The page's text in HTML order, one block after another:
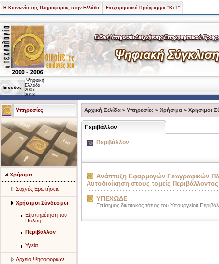
Η Κοινωνία της Πληροφορίας στην Ελλάδα Επιχειρησιακό Πρόγραμμα "ΚτΠ"
Είσοδος
Ψηφιακή
Ελλάδα
2007-
2013
Υπηρεσίες
Χρήσιμα
Συχνές Ερωτήσεις
Χρήσιμοι Σύνδεσμοι
Εξυπηρέτηση του
Πολίτη
Περιβάλλον
Υγεία
Αρχείο Ψηφοφοριών
Αρχική Σελίδα > Υπηρεσίες > Χρήσιμα > Χρήσιμοι
Περιβάλλον
Περιβάλλον
Ανάπτυξη Εφαρμογών Γεωγραφικών
Αυτοδιοίκηση στους τομείς
ΥΠΕΧΩΔΕ
Επίσημος δικτυακός τόπος του Υπουργείου